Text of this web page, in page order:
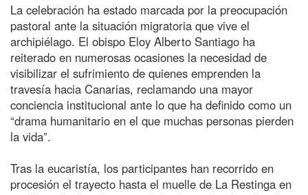
La celebración ha estado marcada por la preocupación
pastoral ante la situación migratoria que vive el
archipiélago. El obispo Eloy Alberto Santiago ha
reiterado en numerosas ocasiones la necesidad de
visibilizar el sufrimiento de quienes emprenden la
travesía hacia Canarias, reclamando una mayor
conciencia institucional ante lo que ha definido como un
“drama humanitario en el que muchas personas pierden
la vida”.
Tras la eucaristía, los participantes han recorrido en
procesión el trayecto hasta el muelle de La Restinga en